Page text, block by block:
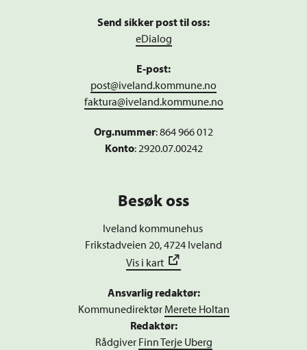
Send sikker post til oss:
eDialog
E-post:
post@iveland.kommune.no
faktura@iveland.kommune.no
Org.nummer:864 966 012
Konto: 2920.07.00242
Besøk oss
Iveland kommunehus
Frikstadveien 20, 4724 Iveland
Vis i kart
Ansvarlig redaktør:
Kommunedirektør Merete Holtan
Redaktør:
Rådgiver Finn Terje Uberg